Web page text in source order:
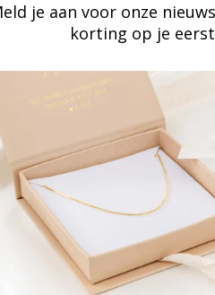
in touch
van onze mailinglijst
of WhatsApp Ma-Vr
je aan voor onze
korting op je